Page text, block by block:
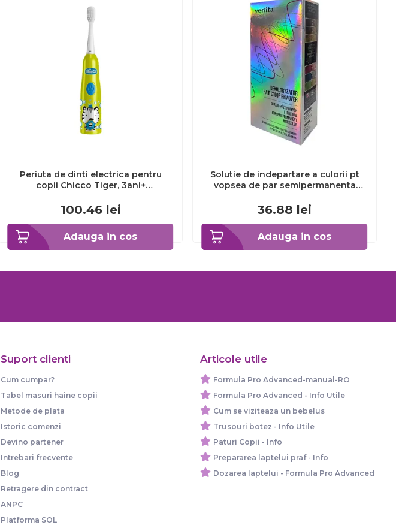
Adauga in cos
Periuta de dinti electrica pentru
copii Chicco Tiger, 3ani+
100.46 lei
Adauga in cos
Solutie de indepartare a culorii pt
vopsea de par semipermanenta
ml
36.88 lei
Suport clienti
Cum cumpar?
Tabel masuri haine copii
Metode de plata
Istoric comenzi
Devino partener
Intrebari frecvente
Blog
Retragere din contract
ANPC
Platforma SOL
Articole utile
Formula Pro Advanced-manual-RO
Formula Pro Advanced - Info Utile
Cum se viziteaza un bebelus
Trusouri botez - Info Utile
Paturi Copii - Info
Prepararea laptelui praf - Info
Dozarea laptelui - Formula Pro Advanced